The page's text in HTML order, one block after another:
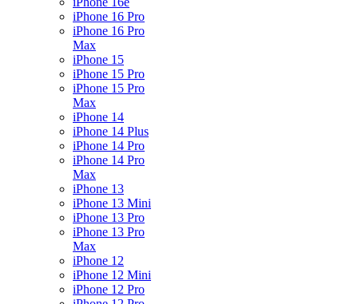
iPhone 16 Pro
iPhone 16 Pro
Max
iPhone 15
iPhone 15 Pro
iPhone 15 Pro
Max
iPhone 14
iPhone 14 Plus
iPhone 14 Pro
iPhone 14 Pro
Max
iPhone 13
iPhone 13 Mini
iPhone 13 Pro
iPhone 13 Pro
Max
iPhone 12
iPhone 12 Mini
iPhone 12 Pro